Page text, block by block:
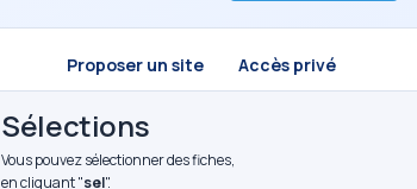
Proposer un site Accès privé
Sélections
Vous pouvez sélectionner des fiches,
en cliquant "sel".